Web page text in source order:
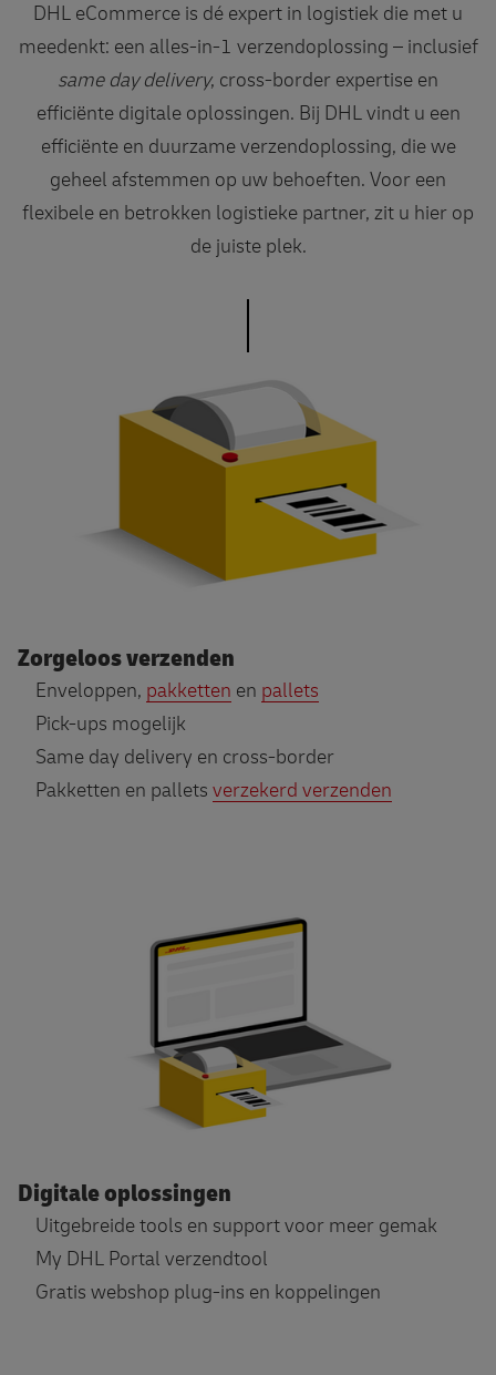
DHL eCommerce is dé expert in logistiek die met u
meedenkt: een alles-in-1 verzendoplossing – inclusief
same day delivery, cross-border expertise en
efficiënte digitale oplossingen. Bij DHL vindt u een
efficiënte en duurzame verzendoplossing, die we
geheel afstemmen op uw behoeften. Voor een
flexibele en betrokken logistieke partner, zit u hier op
de juiste plek.
Zorgeloos verzenden
Enveloppen, pakketten en pallets
Pick-ups mogelijk
Same day delivery en cross-border
Pakketten en pallets verzekerd verzenden
Digitale oplossingen
Uitgebreide tools en support voor meer gemak
My DHL Portal verzendtool
Gratis webshop plug-ins en koppelingen